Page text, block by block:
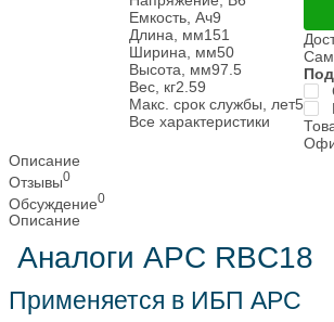
Емкость, Ач9
Длина, мм151
Ширина, мм50
Высота, мм97.5
Вес, кг2.59
Макс. срок службы, лет5
Все характеристики
Описание
Отзывы0
Обсуждение0
Описание
Аналоги APC RBC18
Применяется в ИБП APC